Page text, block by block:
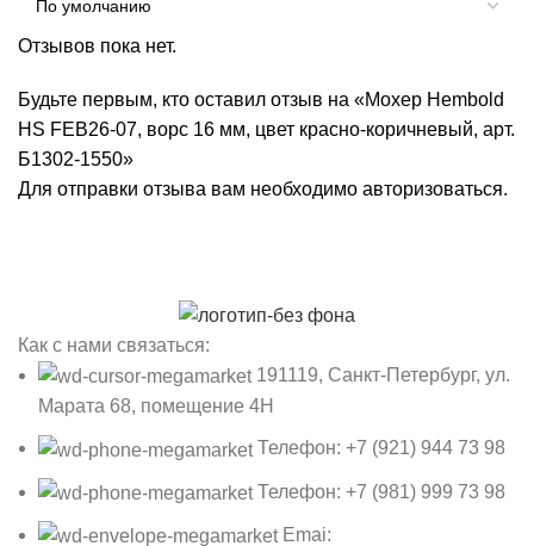
Отзывов пока нет.
Будьте первым, кто оставил отзыв на «Мохер Hembold
HS FEB26-07, ворс 16 мм, цвет красно-коричневый, арт.
Б1302-1550»
Для отправки отзыва вам необходимо авторизоваться.
Как с нами связаться:
191119, Санкт-Петербург, ул.
Марата 68, помещение 4Н
Телефон: +7 (921) 944 73 98
Телефон: +7 (981) 999 73 98
Emai: